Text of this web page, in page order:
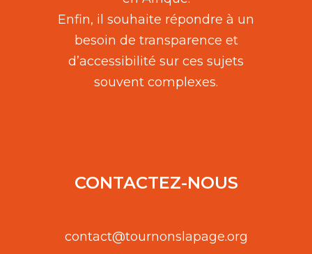
Enfin, il souhaite répondre à un
besoin de transparence et
d’accessibilité sur ces sujets
souvent complexes.
CONTACTEZ-NOUS
contact@tournonslapage.org